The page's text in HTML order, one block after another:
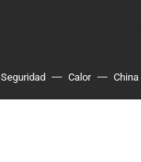
Seguridad Calor China